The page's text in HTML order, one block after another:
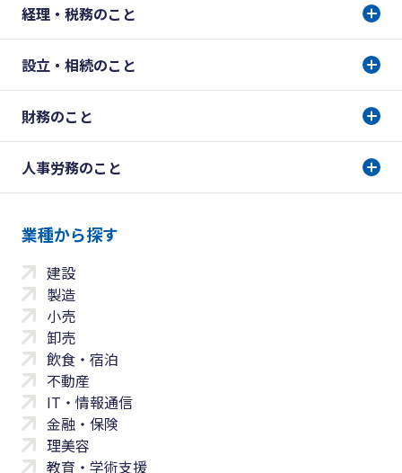
経理・税務のこと
設立・相続のこと
財務のこと
人事労務のこと
業種から探す
建設
製造
小売
卸売
飲食・宿泊
不動産
IT・情報通信
金融・保険
理美容
教育・学術支援